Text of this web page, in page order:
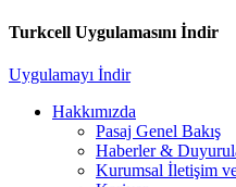
Turkcell Uygulamasını İndir
Uygulamayı İndir
Hakkımızda
Pasaj Genel Bakış
Haberler &
Kurumsal İletişim